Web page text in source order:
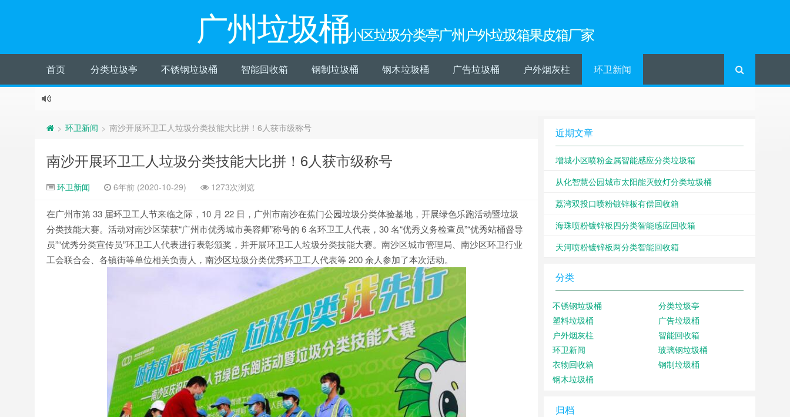
广州垃圾桶小区垃圾分类亭广州户外垃圾箱果皮箱厂家
首页 分类垃圾亭 不锈钢垃圾桶 智能回收箱 钢制垃圾桶 钢木垃圾桶 广告垃圾桶 户外烟灰柱 环卫新闻
> 环卫新闻 > 南沙开展环卫工人垃圾分类技能大比拼！6人获市级称号
南沙开展环卫工人垃圾分类技能大比拼！6人获市级称号
环卫新闻 6年前 (2020-10-29) 1273次浏览
在广州市第 33 届环卫工人节来临之际，10 月 22 日，广州市南沙在蕉门公园垃圾分类体验基地，开展绿色乐跑活动暨垃圾
分类技能大赛。活动对南沙区荣获“广州市优秀城市美容师”称号的 6 名环卫工人代表，30 名“优秀义务检查员”“优秀站桶督导
员”“优秀分类宣传员”环卫工人代表进行表彰颁奖，并开展环卫工人垃圾分类技能大赛。南沙区城市管理局、南沙区环卫行业
工会联合会、各镇街等单位相关负责人，南沙区垃圾分类优秀环卫工人代表等 200 余人参加了本次活动。
近期文章
增城小区喷粉金属智能感应分类垃圾箱
从化智慧公园城市太阳能灭蚊灯分类垃圾桶
荔湾双投口喷粉镀锌板有偿回收箱
海珠喷粉镀锌板四分类智能感应回收箱
天河喷粉镀锌板两分类智能回收箱
分类
不锈钢垃圾桶
分类垃圾亭
塑料垃圾桶
广告垃圾桶
户外烟灰柱
智能回收箱
环卫新闻
玻璃钢垃圾桶
衣物回收箱
钢制垃圾桶
钢木垃圾桶
归档